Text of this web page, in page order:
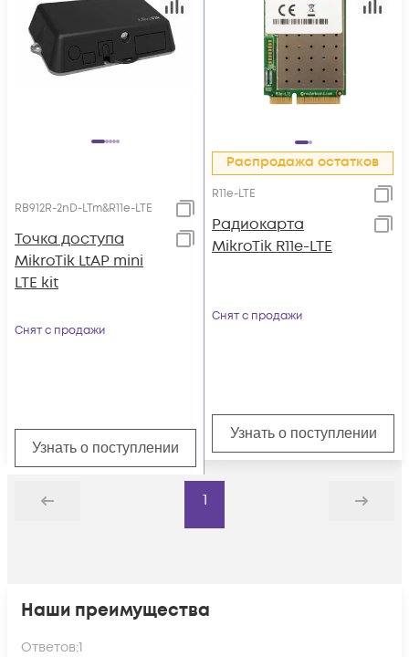
RB912R-2nD-LTm&R11e-LTE
Точка доступа
MikroTik LtAP mini
LTE kit
Снят с продажи
Узнать о поступлении
Распродажа остатков
R11e-LTE
Радиокарта
MikroTik R11e-LTE
Снят с продажи
Узнать о поступлении
Назад
1
Дальше
Наши преимущества
Ответов:1